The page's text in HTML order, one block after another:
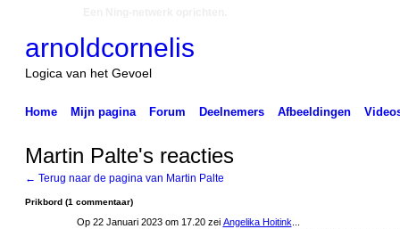
arnoldcornelis
Logica van het Gevoel
Home Mijn pagina Forum Deelnemers Afbeeldingen
Martin Palte's reacties
← Terug naar de pagina van Martin Palte
Prikbord (1 commentaar)
Op 22 Januari 2023 om 17.20 zei Angelika Hoitink